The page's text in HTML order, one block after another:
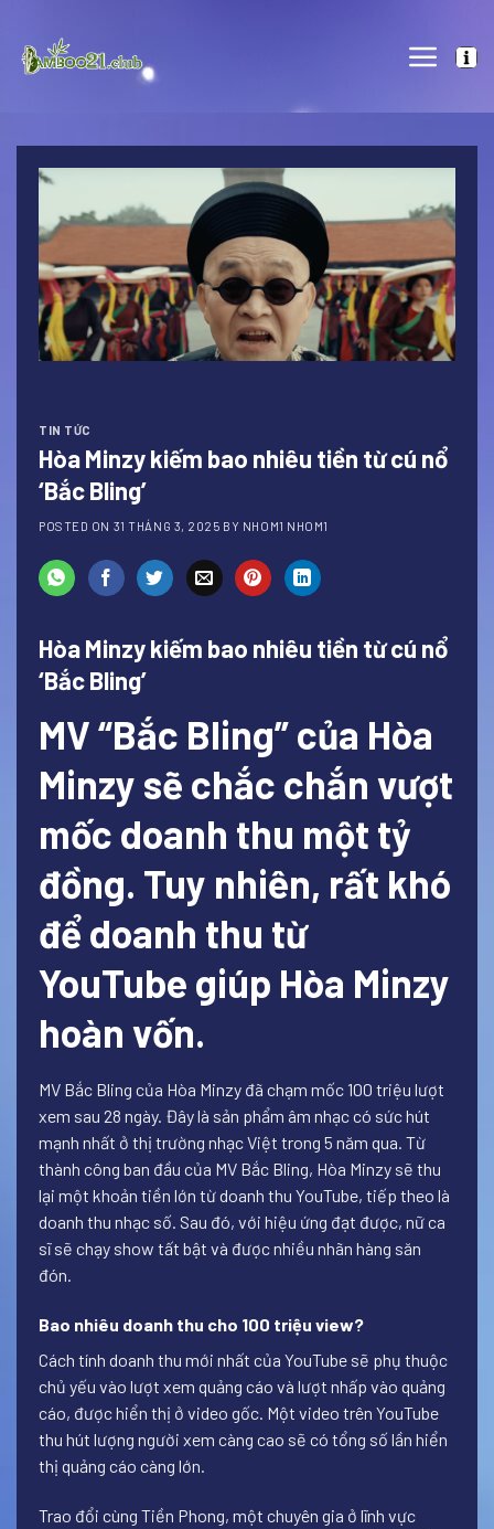
content
TIN TỨC
Hòa Minzy kiếm bao nhiêu tiền từ cú nổ
‘Bắc Bling’
POSTED ON 31 THÁNG 3, 2025 BY NHOM1 NHOM1
Hòa Minzy kiếm bao nhiêu tiền từ cú nổ
‘Bắc Bling’
MV “Bắc Bling” của Hòa
Minzy sẽ chắc chắn vượt
mốc doanh thu một tỷ
đồng. Tuy nhiên, rất khó
để doanh thu từ
YouTube giúp Hòa Minzy
hoàn vốn.
MV Bắc Bling của Hòa Minzy đã chạm mốc 100 triệu lượt
xem sau 28 ngày. Đây là sản phẩm âm nhạc có sức hút
mạnh nhất ở thị trường nhạc Việt trong 5 năm qua. Từ
thành công ban đầu của MV Bắc Bling, Hòa Minzy sẽ thu
lại một khoản tiền lớn từ doanh thu YouTube, tiếp theo là
doanh thu nhạc số. Sau đó, với hiệu ứng đạt được, nữ ca
sĩ sẽ chạy show tất bật và được nhiều nhãn hàng săn
đón.
Bao nhiêu doanh thu cho 100 triệu view?
Cách tính doanh thu mới nhất của YouTube sẽ phụ thuộc
chủ yếu vào lượt xem quảng cáo và lượt nhấp vào quảng
cáo, được hiển thị ở video gốc. Một video trên YouTube
thu hút lượng người xem càng cao sẽ có tổng số lần hiển
thị quảng cáo càng lớn.
Trao đổi cùng Tiền Phong, một chuyên gia ở lĩnh vực